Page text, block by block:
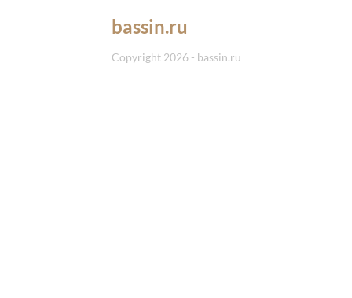
bassin.ru
Copyright 2026 - bassin.ru